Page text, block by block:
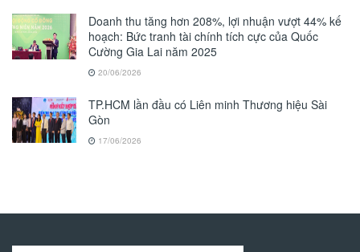
Doanh thu tăng hơn 208%, lợi nhuận vượt 44% kế
hoạch: Bức tranh tài chính tích cực của Quốc
Cường Gia Lai năm 2025
20/06/2026
TP.HCM lần đầu có Liên minh Thương hiệu Sài
Gòn
17/06/2026